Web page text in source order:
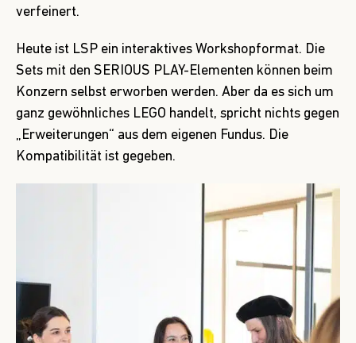
verfeinert.
Heute ist LSP ein interaktives Workshopformat. Die
Sets mit den SERIOUS PLAY-Elementen können beim
Konzern selbst erworben werden. Aber da es sich um
ganz gewöhnliches LEGO handelt, spricht nichts gegen
„Erweiterungen“ aus dem eigenen Fundus. Die
Kompatibilität ist gegeben.